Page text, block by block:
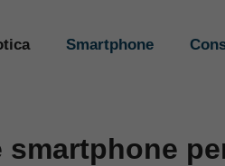
Smartphone